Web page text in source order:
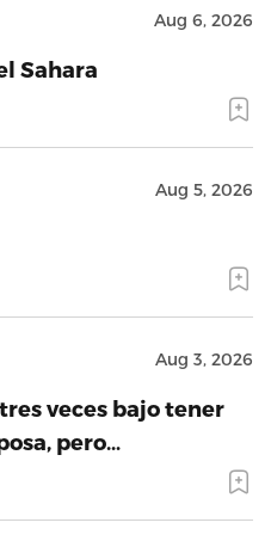
Aug 6, 2026
Sahara
Aug 5, 2026
Aug 3, 2026
veces bajo tener
pero…